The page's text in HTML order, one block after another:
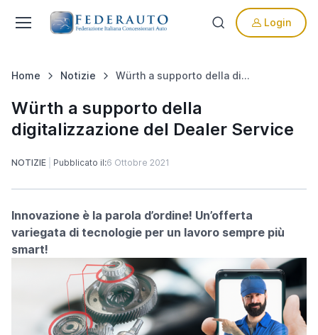
Login
Home Notizie Würth a supporto della digitalizzazione del Dealer Service
Würth a supporto della
digitalizzazione del Dealer Service
NOTIZIE Pubblicato il:6 Ottobre 2021
Innovazione è la parola d’ordine! Un’offerta
variegata di tecnologie per un lavoro sempre più
smart!